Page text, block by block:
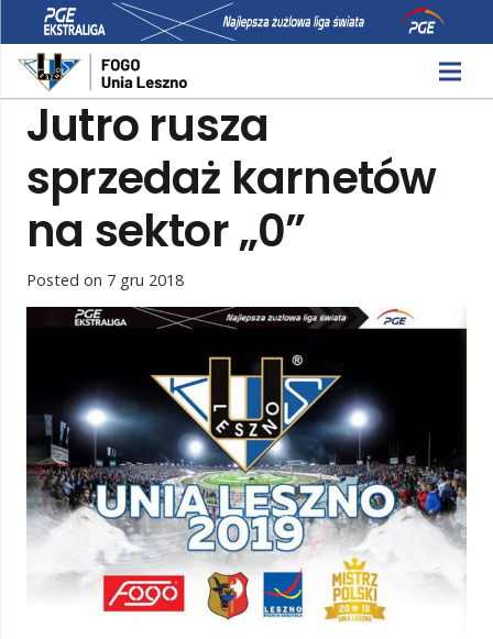
Jutro rusza
sprzedaż karnetów
na sektor „0”
Posted on 7 gru 2018